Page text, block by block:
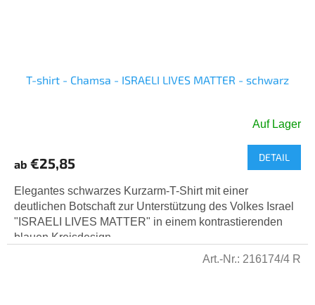
T-shirt - Chamsa - ISRAELI LIVES MATTER - schwarz
Auf Lager
ab €25,85 DETAIL
Elegantes schwarzes Kurzarm-T-Shirt mit einer
deutlichen Botschaft zur Unterstützung des Volkes Israel
"ISRAELI LIVES MATTER" in einem kontrastierenden
blauen Kreisdesign....
Art.-Nr.: 216174/4 R